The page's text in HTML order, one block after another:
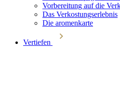
Vorbereitung auf die
Das Verkostungserlebnis
Die aromenkarte
Vertiefen